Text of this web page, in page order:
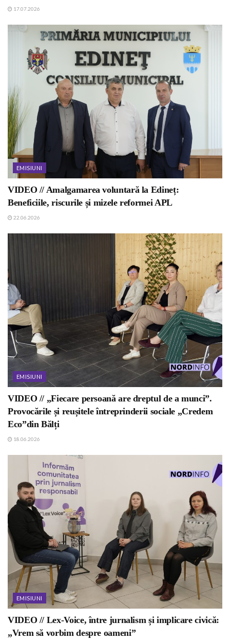
17.07.2026
EMISIUNI
VIDEO // Amalgamarea voluntară la Edineț:
Beneficiile, riscurile și mizele reformei APL
22.06.2026
EMISIUNI
VIDEO // „Fiecare persoană are dreptul de a munci”.
Provocările și reușitele întreprinderii sociale „Credem
Eco”din Bălți
18.06.2026
EMISIUNI
VIDEO // Lex-Voice, între jurnalism și implicare civică:
„Vrem să vorbim despre oameni”